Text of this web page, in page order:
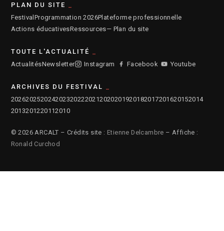
PLAN DU SITE
Festival Programmation 2026Plateforme professionnelle
Actions éducativesRessources— Plan du site
TOUTE L'ACTUALITÉ
ActualitésNewsletter Instagram Facebook Youtube
ARCHIVES DU FESTIVAL
2026202520242023202220212020201920182017201620152014
2013201220112010
© 2026 ARCALT – Crédits site : Etienne Delcambre – Affiche :
Ronald Curchod